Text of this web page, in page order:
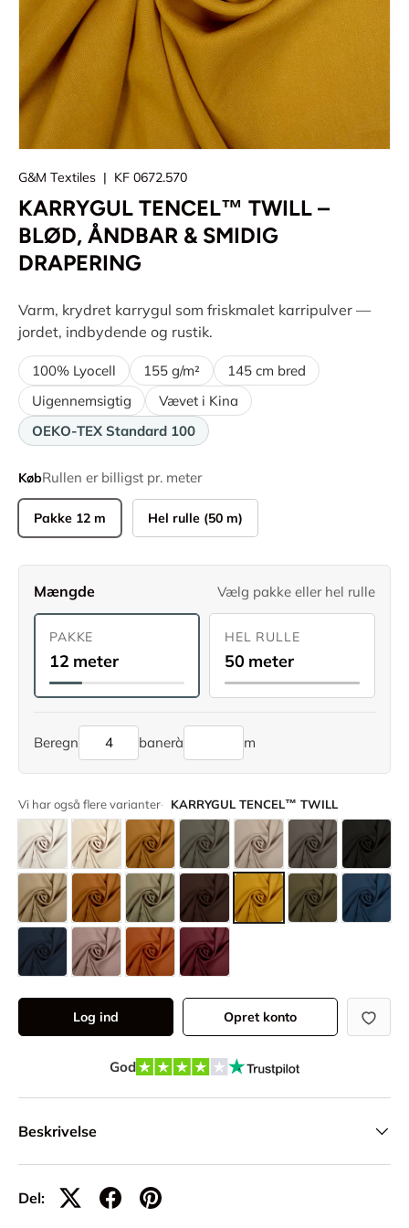
G&M Textiles | KF 0672.570
KARRYGUL TENCEL™ TWILL –
BLØD, ÅNDBAR & SMIDIG
DRAPERING
Varm, krydret karrygul som friskmalet karripulver —
jordet, indbydende og rustik.
100% Lyocell 155 g/m²
145 cm bred
Uigennemsigtig
Vævet i Kina
OEKO-TEX Standard 100
KøbRullen er billigst pr. meter
Pakke 12 m Hel rulle (50 m)
Mængde Vælg pakke eller hel rulle
PAKKE
12 meter
HEL RULLE
50 meter
Beregn banerà m
Vi har også flere varianter KARRYGUL TENCEL™ TWILL
Log ind Opret konto
God
Beskrivelse
Del: